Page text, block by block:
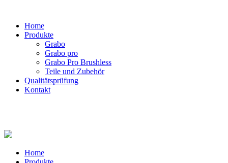
Home
Produkte
Grabo
Grabo pro
Grabo Pro Brushless
Teile und Zubehör
Qualitätsprüfung
Kontakt
Home